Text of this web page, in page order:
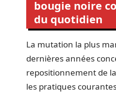
bougie noire
du quotidien
La mutation la plus
dernières années
repositionnement de
les pratiques